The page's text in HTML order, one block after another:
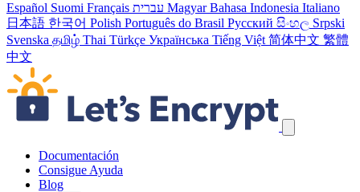
Español Suomi Français עברית Magyar Bahasa Indonesia Italiano
日本語 한국어 Polish Português do Brasil Русский සිංහල Srpski
Svenska தமிழ் Thai Türkçe Українська Tiếng Việt 简体中文 繁體
中文
Skip navigation links
Documentación
Consigue Ayuda
Blog